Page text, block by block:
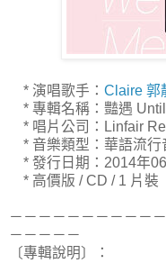
* 演唱歌手： Claire 郭
* 專輯名稱：豔遇
* 唱片公司：Linfair
* 音樂類型：華語流行
* 發行日期：2014年
* 高價版 / CD / 1 片裝
－－－－－－－－－－
－－－－－
〔專輯說明〕：